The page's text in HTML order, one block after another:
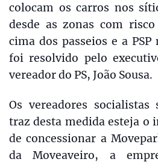
colocam os carros nos
desde as zonas com
cima dos passeios e a
foi resolvido pelo
vereador do PS, João Sousa.
Os vereadores
traz desta medida esteja o
de concessionar a
da Moveaveiro, a